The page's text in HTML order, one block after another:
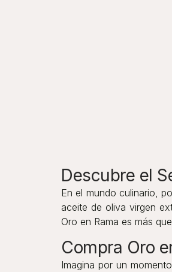
Descubre el
En el mundo culinario,
aceite de oliva virgen
Oro en Rama es más
Compra Oro
Imagina por un